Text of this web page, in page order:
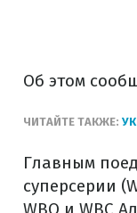
Об этом
ЧИТАЙТЕ ТАКЖЕ:
Главным
суперсерии